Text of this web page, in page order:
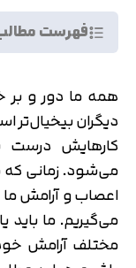
فهرست
همه ما دور و
دیگران
کارهایش درست
می‌شود. زمانی که
اعصاب و آرامش ما
می‌گیریم. ما باید
مختلف آرامش